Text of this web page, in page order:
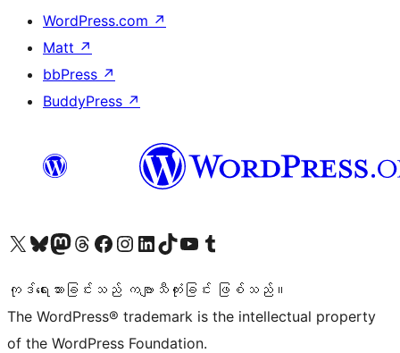
WordPress.com ↗
Matt ↗
bbPress ↗
BuddyPress ↗
ကျွန်ုပ်တို့၏ X (ယခင် Twitter) အကောင့်သို့ သွားရောက်ကြည့်ရှုပါကျွန်ုပ်တို့၏ Bluesky အကောင့်သို့ ဝင်ရောက်ကြည့်ရှုရန်
ကျွန်ုပ်တို့၏ Mastodon အကောင့်သို့ သွားရောက်ကြည့်ရှုပါကျွန်ုပ်တို့၏ Threads အကောင့်သို့ ဝင်ရောက်ကြည့်ရှုရန်
ကျွန်ုပ်တို့၏ Facebook စာမျက်နှာသို့ သွားရောက်ကြည့်ရှုပါကျွန်ုပ်တို့၏ Instagram အကောင့်သို့ သွားရောက်ကြည့်ရှုပါ ကျွန်ုပ်တို့၏ LinkedIn အကောင့်သို့ သွားရောက်ကြည့်ရှုပါကျွန်ုပ်တို့၏ TikTok အကောင့်သို့ ဝင်ရောက်ကြည့်ရှုရန်
ကျွန်ုပ်တို့၏ YouTube ချန်နယ်သို့ သွားရောက်ကြည့်ရှုပါ ကျွန်ုပ်တို့၏ Tumblr အကောင့်သို့ ဝင်ရောက်ကြည့်ရှုရန်
ကုဒ်ရေးသားခြင်းသည် ကဗျာသီကုံးခြင်း ဖြစ်သည်။
The WordPress® trademark is the intellectual property
of the WordPress Foundation.